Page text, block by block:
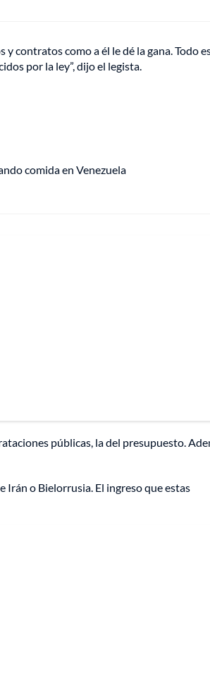
contratos como a él le dé la gana. Todo
por la ley”, dijo el legista.
comida en Venezuela
públicas, la del presupuesto.
Irán o Bielorrusia. El ingreso que estas